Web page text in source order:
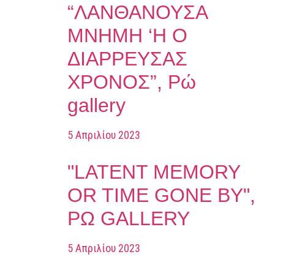
“ΛΑΝΘΑΝΟΥΣΑ
ΜΝΗΜΗ ‘Η Ο
ΔΙΑΡΡΕΥΣΑΣ
ΧΡΟΝΟΣ”, Ρώ
gallery
5 Απριλίου 2023
"LATENT MEMORY
OR TIME GONE BY",
ΡΩ GALLERY
5 Απριλίου 2023